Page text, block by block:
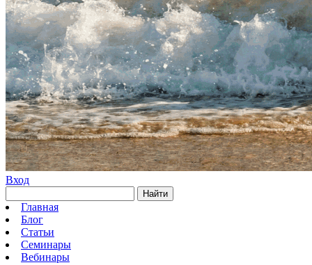
Вход
Найти
Главная
Блог
Статьи
Семинары
Вебинары